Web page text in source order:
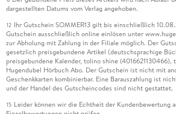
dargestellten Datums vom Verlag angehoben.
12 Ihr Gutschein SOMMER13 gilt bis einschließlich
Gutschein ausschließlich online einlösen unter
zur Abholung mit Zahlung in der Filiale möglich. Der
gesetzlich preisgebundene Artikel (deutschsprachige
preisgebundene Kalender, tolino shine (4016621130466),
Hugendubel Hörbuch Abo. Der Gutschein ist nicht mit
Geschenkkarten kombinierbar. Eine Barauszahlung ist
und der Handel des Gutscheincodes sind nicht gestattet.
15 Leider können wir die Echtheit der Kundenbewertung